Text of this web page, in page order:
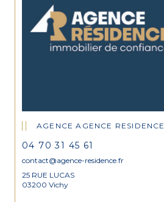
AGENCE AGENCE RESIDENCE
04 70 31 45 61
contact@agence-residence.fr
25 RUE LUCAS
03200 Vichy